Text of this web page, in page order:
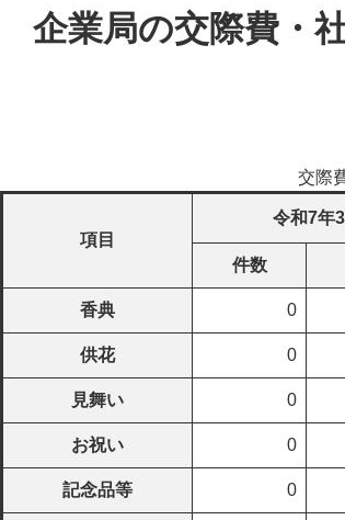
企業局の交際費・
交際
項目
令和7年
件数
香典 0
供花 0
見舞い 0
お祝い 0
記念品等 0